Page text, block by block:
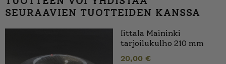
SEURAAVIEN TUOTTEIDEN KANSSA
Iittala Maininki
tarjoilukulho 210 mm
20,00 €